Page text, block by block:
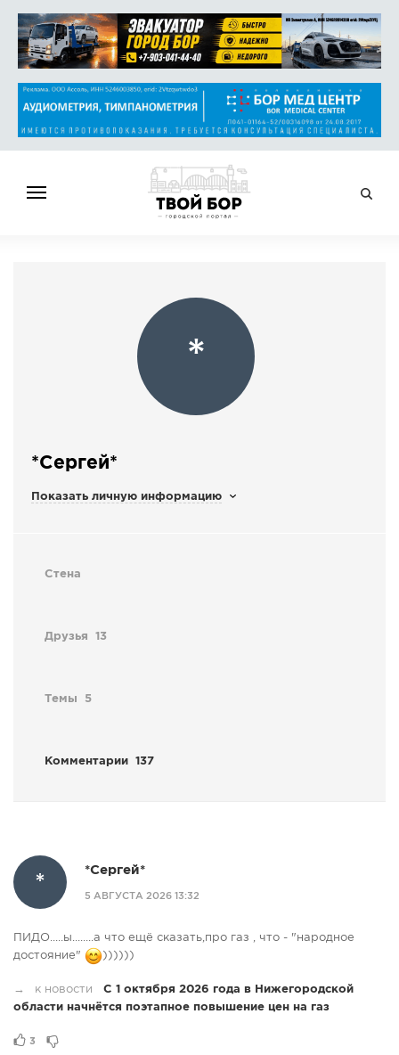
СПРАВОЧНИК
ОБЪЯВЛЕНИЯ
СТАТЬИ
*
*Сергей*
Показать личную информацию
Стена
Друзья 13
Темы 5
Комментарии 137
*
*Сергей*
5 АВГУСТА 2026 13:32
ПИДО.....ы........а что ещё сказать,про газ , что - "народное
достояние"
))))))
→ к новости С 1 октября 2026 года в Нижегородской
области начнётся поэтапное повышение цен на газ
3